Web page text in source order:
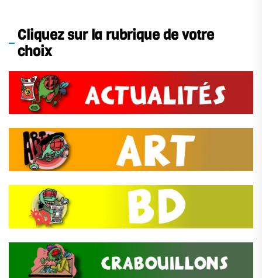
Cliquez sur la rubrique de votre
choix